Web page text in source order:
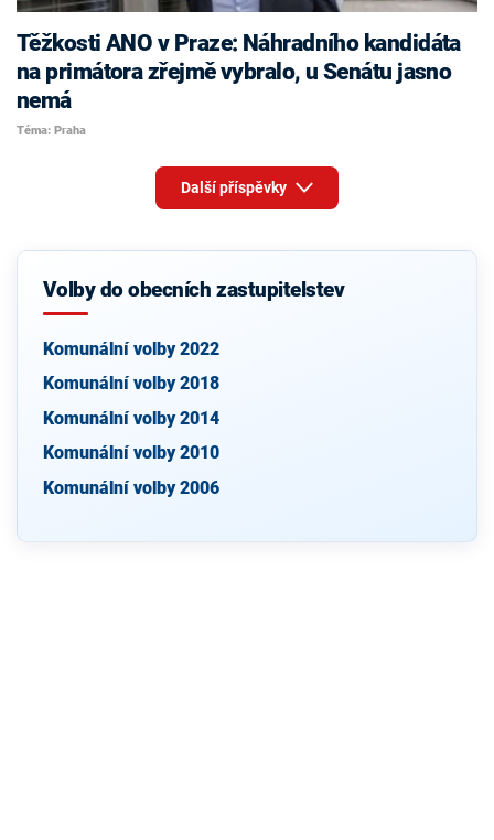
Těžkosti ANO v Praze: Náhradního kandidáta
na primátora zřejmě vybralo, u Senátu jasno
nemá
Téma: Praha
Další příspěvky
Volby do obecních zastupitelstev
Komunální volby 2022
Komunální volby 2018
Komunální volby 2014
Komunální volby 2010
Komunální volby 2006